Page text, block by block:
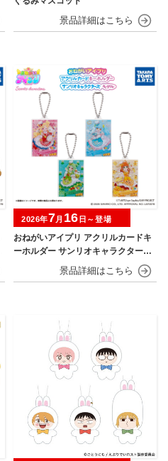
おねがいアイプリ アクリルカードキ
ーホルダー サンリオキャラクターズ
2026年7月 16 日～登場